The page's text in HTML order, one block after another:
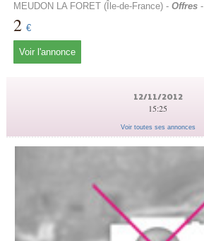
MEUDON LA FORET (Île-de-France) - Offres-
2 €
Voir l'annonce
12/11/2012
15:25
Voir toutes ses annonces